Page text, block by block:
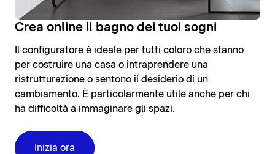
Crea online il bagno dei tuoi sogni
Il configuratore è ideale per tutti coloro che stanno
per costruire una casa o intraprendere una
ristrutturazione o sentono il desiderio di un
cambiamento. È particolarmente utile anche per chi
ha difficoltà a immaginare gli spazi.
Inizia ora